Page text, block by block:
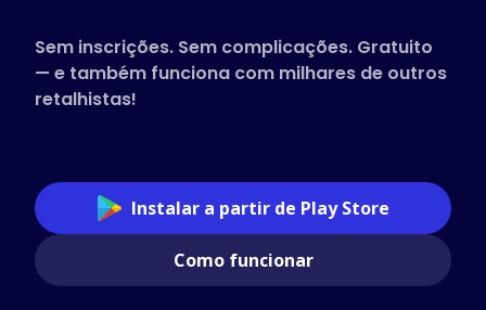
Sem inscrições. Sem complicações. Gratuito
— e também funciona com milhares de outros
retalhistas!
Instalar a partir de Play Store
Como funcionar